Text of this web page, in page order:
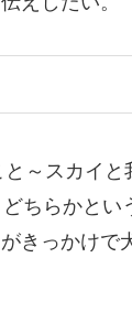
～スカイ
ちらかとい
きっかけで